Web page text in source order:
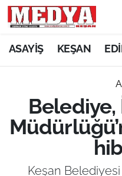
ASAYİŞ KEŞAN
Keşan
KEŞAN
ASAYİŞ
SİYASET
GÜNDEM